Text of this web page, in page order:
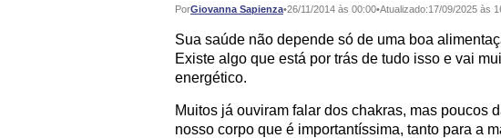
PorGiovanna Sapienza•
Publicado: 26/11/2014 às 00:00•Atualizado:17/09/2025 às
Sua saúde não depende só de uma boa
Existe algo que está por trás de tudo isso e vai
energético.
Muitos já ouviram falar dos chakras, mas poucos
nosso corpo que é importantíssima, tanto para a